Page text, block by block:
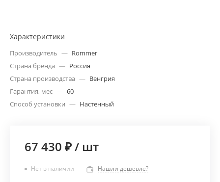
Характеристики
Производитель — Rommer
Страна бренда — Россия
Страна производства — Венгрия
Гарантия, мес — 60
Способ установки — Настенный
67 430 ₽/ шт
Нет в наличии Нашли дешевле?